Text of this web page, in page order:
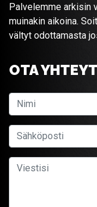
Palvelemme arkisin
muinakin aikoina.
vältyt odottamasta
OTA